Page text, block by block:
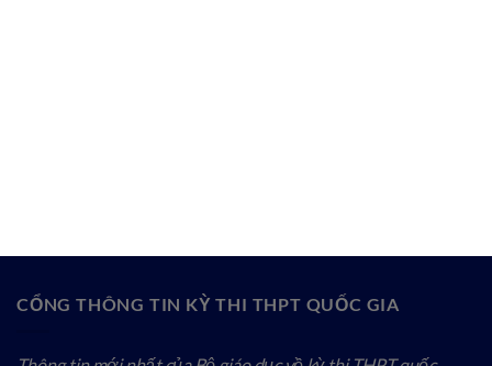
CỔNG THÔNG TIN KỲ THI THPT QUỐC GIA